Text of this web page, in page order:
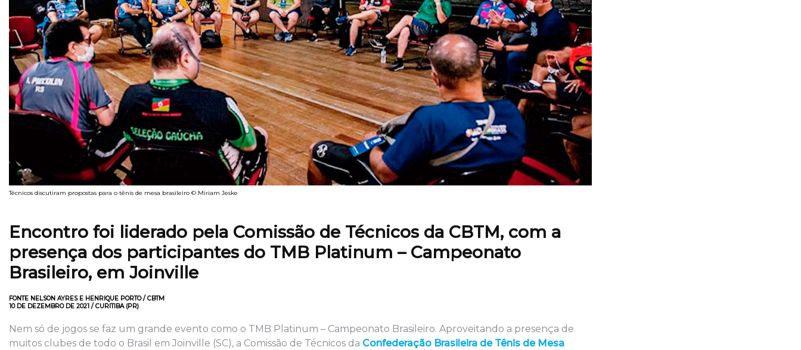
Técnicos discutiram propostas para o tênis de mesa brasileiro © Miriam Jeske
Encontro foi liderado pela Comissão de Técnicos da CBTM, com a
presença dos participantes do TMB Platinum – Campeonato
Brasileiro, em Joinville
FONTE NELSON AYRES E HENRIQUE PORTO / CBTM
10 DE DEZEMBRO DE 2021 / CURITIBA (PR)
Nem só de jogos se faz um grande evento como o TMB Platinum – Campeonato Brasileiro. Aproveitando a presença de
muitos clubes de todo o Brasil em Joinville (SC), a Comissão de Técnicos da Confederação Brasileira de Tênis de Mesa